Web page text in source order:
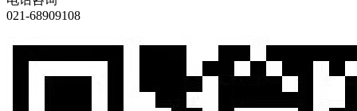
021-68909108